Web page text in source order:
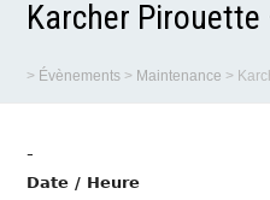
Karcher Pirouette
> Évènements > Maintenance >
-
Date / Heure